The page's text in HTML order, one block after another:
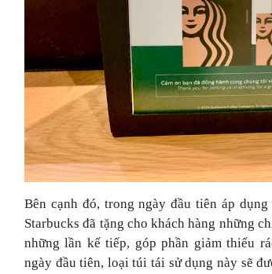
Bên cạnh đó, trong ngày đầu tiên áp
Starbucks đã tặng cho khách hàng những
những lần kế tiếp, góp phần giảm thiểu
ngày đầu tiên, loại túi tái sử dụng này sẽ